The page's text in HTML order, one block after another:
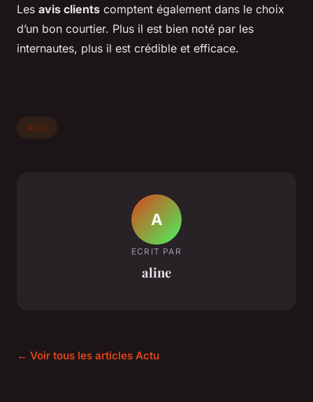
Les avis clients comptent également dans le choix
d’un bon courtier. Plus il est bien noté par les
internautes, plus il est crédible et efficace.
Actu
A
ECRIT PAR
aline
← Voir tous les articles Actu